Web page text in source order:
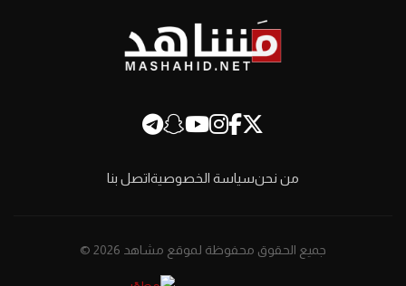
من نحنسياسة الخصوصيةاتصل بنا
جميع الحقوق محفوظة لموقع مشاهد 2026 ©